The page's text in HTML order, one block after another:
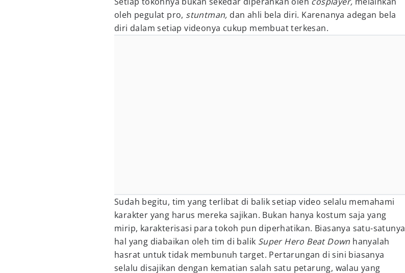
oleh pegulat pro, stuntman, dan ahli bela diri. Karenanya adegan bela
diri dalam setiap videonya cukup membuat terkesan.
Sudah begitu, tim yang terlibat di balik setiap video selalu memahami
karakter yang harus mereka sajikan. Bukan hanya kostum saja yang
mirip, karakterisasi para tokoh pun diperhatikan. Biasanya satu-satunya
hal yang diabaikan oleh tim di balik Super Hero Beat Down hanyalah
hasrat untuk tidak membunuh target. Pertarungan di sini biasanya
selalu disajikan dengan kematian salah satu petarung, walau yang